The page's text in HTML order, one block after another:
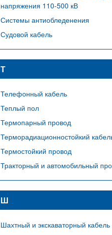
напряжения 110-500 кВ
Системы антиобледенения
Судовой кабель
Т
Телефонный кабель
Теплый пол
Термопарный провод
Терморадиационностойкий
Термостойкий провод
Тракторный и автомобильный
Ш
Шахтный и экскаваторный кабель